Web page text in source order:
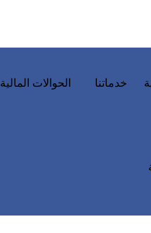
خدماتنا الحوالات المالية